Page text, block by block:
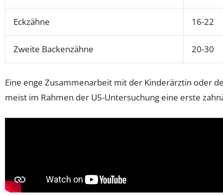
Eckzähne 16-22
Zweite Backenzähne 20-30
Eine enge Zusammenarbeit mit der Kinderärztin oder
meist im Rahmen der U5-Untersuchung eine erste